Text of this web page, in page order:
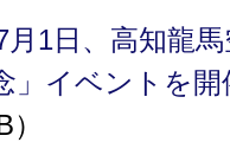
月1日、高知龍
」イベントを